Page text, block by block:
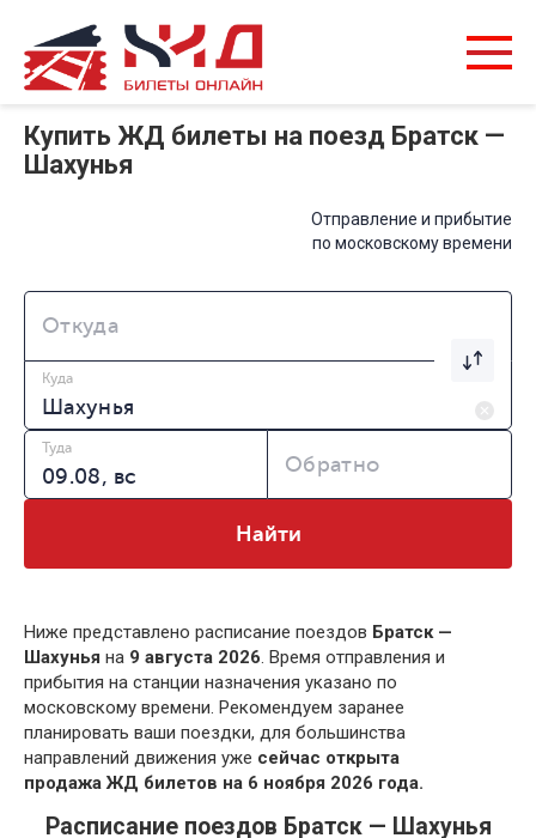
Купить ЖД билеты на поезд Братск —
Шахунья
Отправление и прибытие
по московскому времени
Откуда
Куда
Туда
Обратно
Найти
Ниже представлено расписание поездов Братск —
Шахунья на 9 августа 2026. Время отправления и
прибытия на станции назначения указано по
московскому времени. Рекомендуем заранее
планировать ваши поездки, для большинства
направлений движения уже сейчас открыта
продажа ЖД билетов на 6 ноября 2026 года.
Расписание поездов Братск — Шахунья